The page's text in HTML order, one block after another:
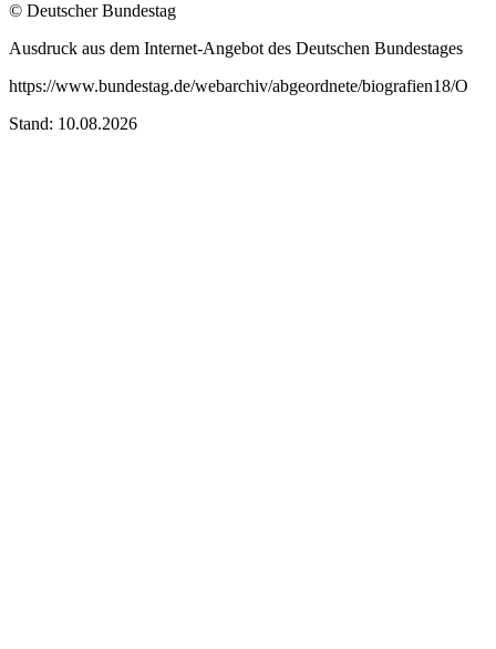
© Deutscher Bundestag
Ausdruck aus dem Internet-Angebot des Deutschen Bundestages
https://www.bundestag.de/webarchiv/abgeordnete/biografien18/O
Stand: 10.08.2026